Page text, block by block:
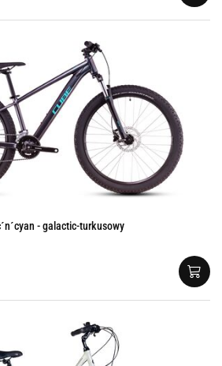
- galactic-turkusowy